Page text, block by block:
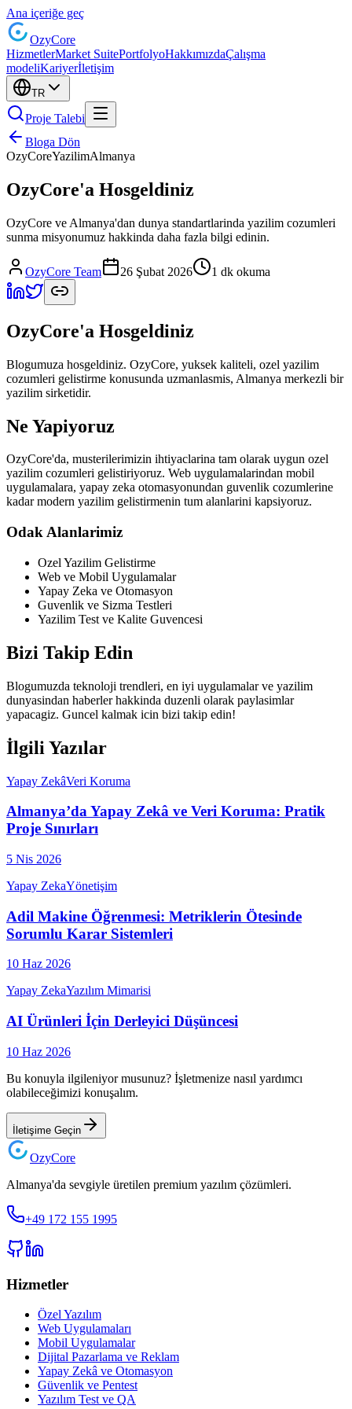
Ana içeriğe geç
OzyCore
HizmetlerMarket SuitePortfolyoHakkımızdaÇalışma
modeliKariyerİletişim
TR
Proje Talebi
Bloga Dön
OzyCoreYazilimAlmanya
OzyCore'a Hosgeldiniz
OzyCore ve Almanya'dan dunya standartlarinda yazilim cozumleri
sunma misyonumuz hakkinda daha fazla bilgi edinin.
OzyCore Team 26 Şubat 2026 1 dk okuma
OzyCore'a Hosgeldiniz
Blogumuza hosgeldiniz. OzyCore, yuksek kaliteli, ozel yazilim
cozumleri gelistirme konusunda uzmanlasmis, Almanya merkezli bir
yazilim sirketidir.
Ne Yapiyoruz
OzyCore'da, musterilerimizin ihtiyaclarina tam olarak uygun ozel
yazilim cozumleri gelistiriyoruz. Web uygulamalarindan mobil
uygulamalara, yapay zeka otomasyonundan guvenlik cozumlerine
kadar modern yazilim gelistirmenin tum alanlarini kapsiyoruz.
Odak Alanlarimiz
Ozel Yazilim Gelistirme
Web ve Mobil Uygulamalar
Yapay Zeka ve Otomasyon
Guvenlik ve Sizma Testleri
Yazilim Test ve Kalite Guvencesi
Bizi Takip Edin
Blogumuzda teknoloji trendleri, en iyi uygulamalar ve yazilim
dunyasindan haberler hakkinda duzenli olarak paylasimlar
yapacagiz. Guncel kalmak icin bizi takip edin!
İlgili Yazılar
Yapay ZekâVeri Koruma
Almanya’da Yapay Zekâ ve Veri Koruma: Pratik
Proje Sınırları
5 Nis 2026
Yapay ZekaYönetişim
Adil Makine Öğrenmesi: Metriklerin Ötesinde
Sorumlu Karar Sistemleri
10 Haz 2026
Yapay ZekaYazılım Mimarisi
AI Ürünleri İçin Derleyici Düşüncesi
10 Haz 2026
Bu konuyla ilgileniyor musunuz? İşletmenize nasıl yardımcı
olabileceğimizi konuşalım.
İletişime Geçin
OzyCore
Almanya'da sevgiyle üretilen premium yazılım çözümleri.
+49 172 155 1995
Hizmetler
Özel Yazılım
Web Uygulamaları
Mobil Uygulamalar
Dijital Pazarlama ve Reklam
Yapay Zekâ ve Otomasyon
Güvenlik ve Pentest
Yazılım Test ve QA